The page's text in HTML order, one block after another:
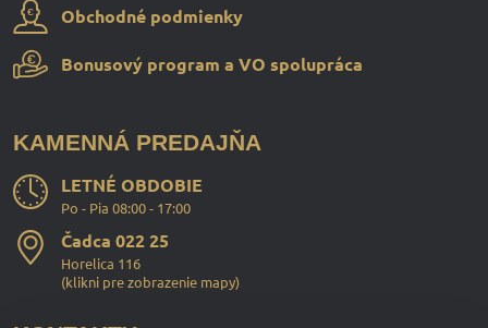
Obchodné podmienky
Bonusový program a VO spolupráca
KAMENNÁ PREDAJŇA
LETNÉ OBDOBIE
Po - Pia 08:00 - 17:00
Čadca 022 25
Horelica 116
(klikni pre zobrazenie mapy)